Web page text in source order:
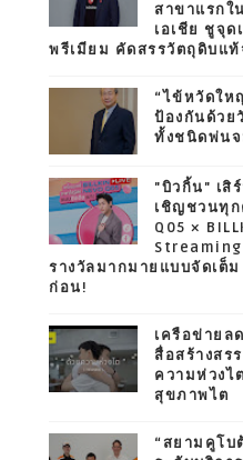
สาขาแรกใ
เอเชีย ชูจุ
พรีเมียม คัดสรรวัตถุดิบแ
“ไข้หวัดให
ป้องกันด้วย
ทั้งชนิดพ่น
"บิวกิ้น" เสิ
เชิญชวนทุก
Q05 ×
รางวัลมากมายแบบจัดเต็
ก่อน!
เครือข่ายล
สื่อสร้างสร
ความห่วงไ
สุขภาพไต
“สยามคูโบ